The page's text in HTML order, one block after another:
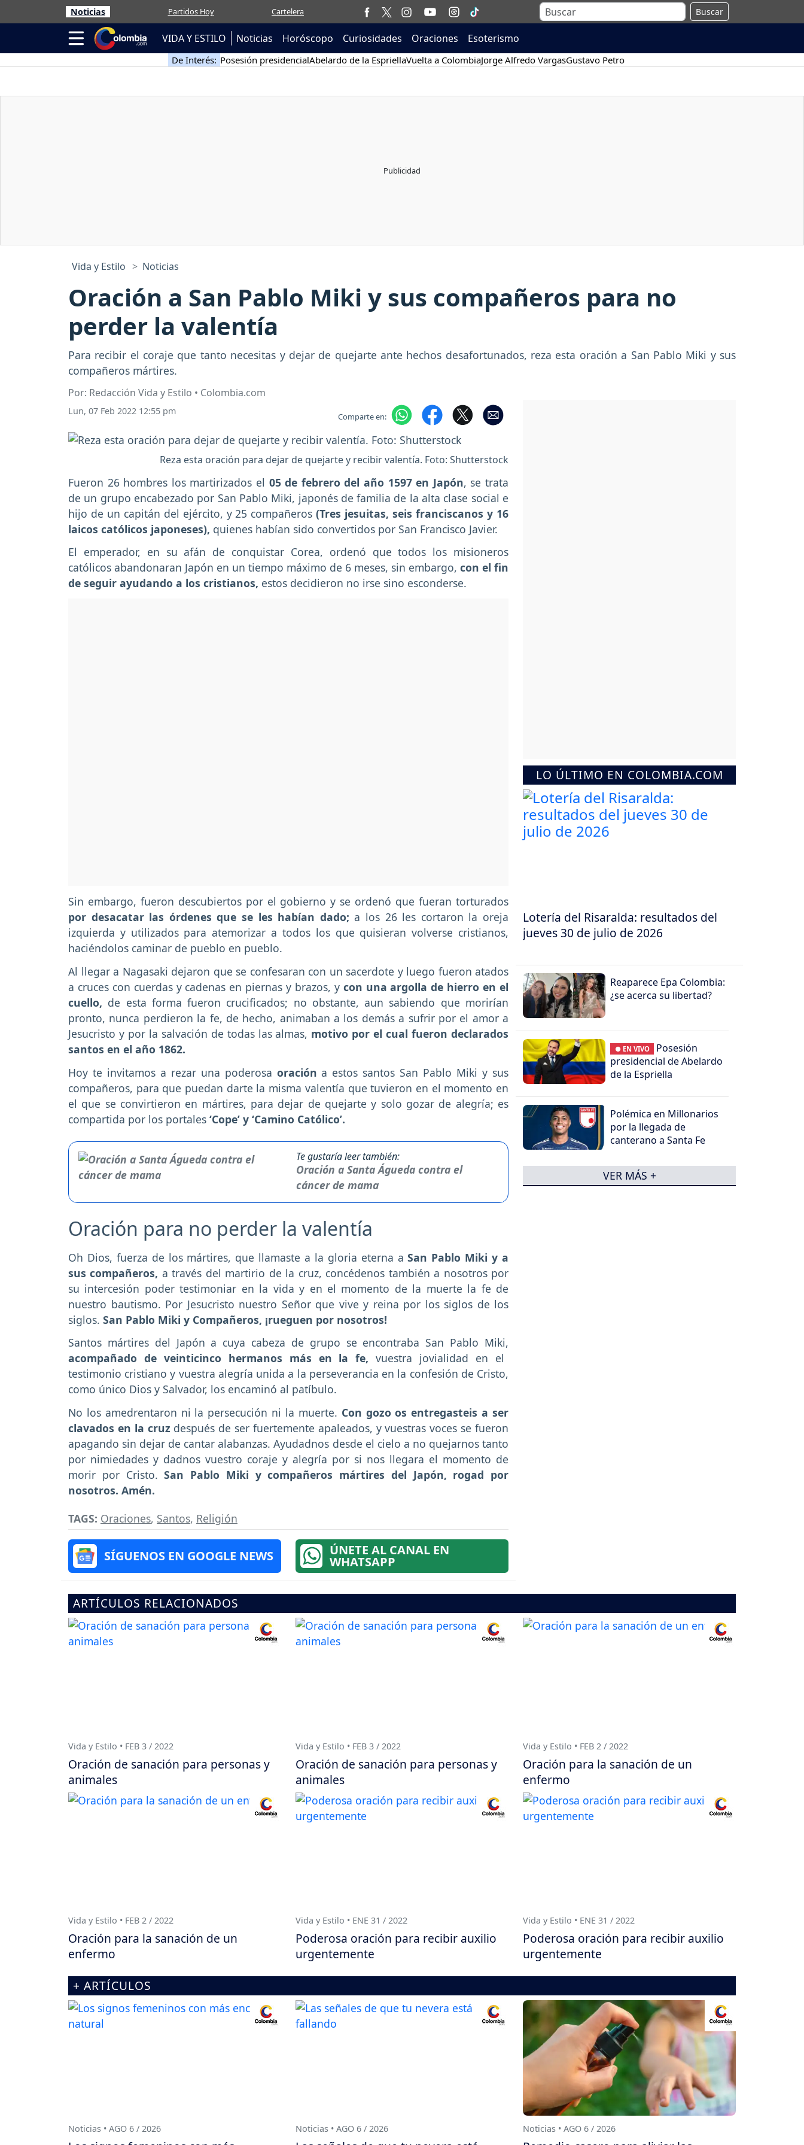
Noticias Partidos Hoy Cartelera Buscar
VIDA Y ESTILO Noticias Horóscopo Curiosidades Oraciones Esoterismo
De Interés: Posesión presidencialAbelardo de la EspriellaVuelta a ColombiaJorge Alfredo VargasGustavo Petro
Vida y Estilo Noticias
Oración a San Pablo Miki y sus compañeros para no
perder la valentía
Para recibir el coraje que tanto necesitas y dejar de quejarte ante hechos desafortunados, reza esta oración a San Pablo Miki y sus
compañeros mártires.
Por: Redacción Vida y Estilo • Colombia.com
Lun, 07 Feb 2022 12:55 pm Comparte en:
Reza esta oración para dejar de quejarte y recibir valentía. Foto: Shutterstock
Fueron 26 hombres los martirizados el 05 de febrero del año 1597 en Japón, se trata
de un grupo encabezado por San Pablo Miki, japonés de familia de la alta clase social e
hijo de un capitán del ejército, y 25 compañeros (Tres jesuitas, seis franciscanos y 16
laicos católicos japoneses), quienes habían sido convertidos por San Francisco Javier.
El emperador, en su afán de conquistar Corea, ordenó que todos los misioneros
católicos abandonaran Japón en un tiempo máximo de 6 meses, sin embargo, con el fin
de seguir ayudando a los cristianos, estos decidieron no irse sino esconderse.
Sin embargo, fueron descubiertos por el gobierno y se ordenó que fueran torturados
por desacatar las órdenes que se les habían dado;a los 26 les cortaron la oreja
izquierda y utilizados para atemorizar a todos los que quisieran volverse cristianos,
haciéndolos caminar de pueblo en pueblo.
Al llegar a Nagasaki dejaron que se confesaran con un sacerdote y luego fueron atados
a cruces con cuerdas y cadenas en piernas y brazos, y con una argolla de hierro en el
cuello, de esta forma fueron crucificados; no obstante, aun sabiendo que morirían
pronto, nunca perdieron la fe, de hecho, animaban a los demás a sufrir por el amor a
Jesucristo y por la salvación de todas las almas, motivo por el cual fueron declarados
santos en el año 1862.
Hoy te invitamos a rezar una poderosa oración a estos santos San Pablo Miki y sus
compañeros, para que puedan darte la misma valentía que tuvieron en el momento en
el que se convirtieron en mártires, para dejar de quejarte y solo gozar de alegría; es
compartida por los portales ‘Cope’ y ‘Camino Católico’.
Te gustaría leer también:
Oración a Santa Águeda contra el
cáncer de mama
Oración para no perder la valentía
Oh Dios, fuerza de los mártires, que llamaste a la gloria eterna aSan Pablo Miki y a
sus compañeros, a través del martirio de la cruz, concédenos también a nosotros por
su intercesión poder testimoniar en la vida y en el momento de la muerte la fe de
nuestro bautismo. Por Jesucristo nuestro Señor que vive y reina por los siglos de los
siglos. San Pablo Miki y Compañeros, ¡rueguen por nosotros!
Santos mártires del Japón a cuya cabeza de grupo se encontraba San Pablo Miki,
acompañado de veinticinco hermanos más en la fe, vuestra jovialidad en el
testimonio cristiano y vuestra alegría unida a la perseverancia en la confesión de Cristo,
como único Dios y Salvador, los encaminó al patíbulo.
No los amedrentaron ni la persecución ni la muerte. Con gozo os entregasteis a ser
clavados en la cruz después de ser fuertemente apaleados, y vuestras voces se fueron
apagando sin dejar de cantar alabanzas. Ayudadnos desde el cielo a no quejarnos tanto
por nimiedades y dadnos vuestro coraje y alegría por si nos llegara el momento de
morir por Cristo.San Pablo Miki y compañeros mártires del Japón, rogad por
nosotros. Amén.
TAGS: Oraciones, Santos, Religión
SÍGUENOS EN GOOGLE NEWS ÚNETE AL CANAL EN
WHATSAPP
LO ÚLTIMO EN COLOMBIA.COM
Lotería del Risaralda: resultados del
jueves 30 de julio de 2026
Reaparece Epa Colombia:
¿se acerca su libertad?
● EN VIVO
Posesión
presidencial de Abelardo
de la Espriella
Polémica en Millonarios
por la llegada de
canterano a Santa Fe
VER MÁS +
ARTÍCULOS RELACIONADOS
Vida y Estilo • FEB 3 / 2022
Oración de sanación para personas y
animales
Vida y Estilo • FEB 3 / 2022
Oración de sanación para personas y
animales
Vida y Estilo • FEB 2 / 2022
Oración para la sanación de un
enfermo
Vida y Estilo • FEB 2 / 2022
Oración para la sanación de un
enfermo
Vida y Estilo • ENE 31 / 2022
Poderosa oración para recibir auxilio
urgentemente
Vida y Estilo • ENE 31 / 2022
Poderosa oración para recibir auxilio
urgentemente
+ ARTÍCULOS
Noticias • AGO 6 / 2026 Noticias • AGO 6 / 2026 Noticias • AGO 6 / 2026